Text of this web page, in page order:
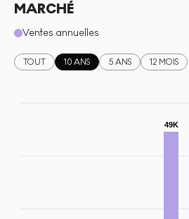
MARCHÉ
Ventes annuelles
TOUT 10 ANS 5 ANS 12 MOIS
49K